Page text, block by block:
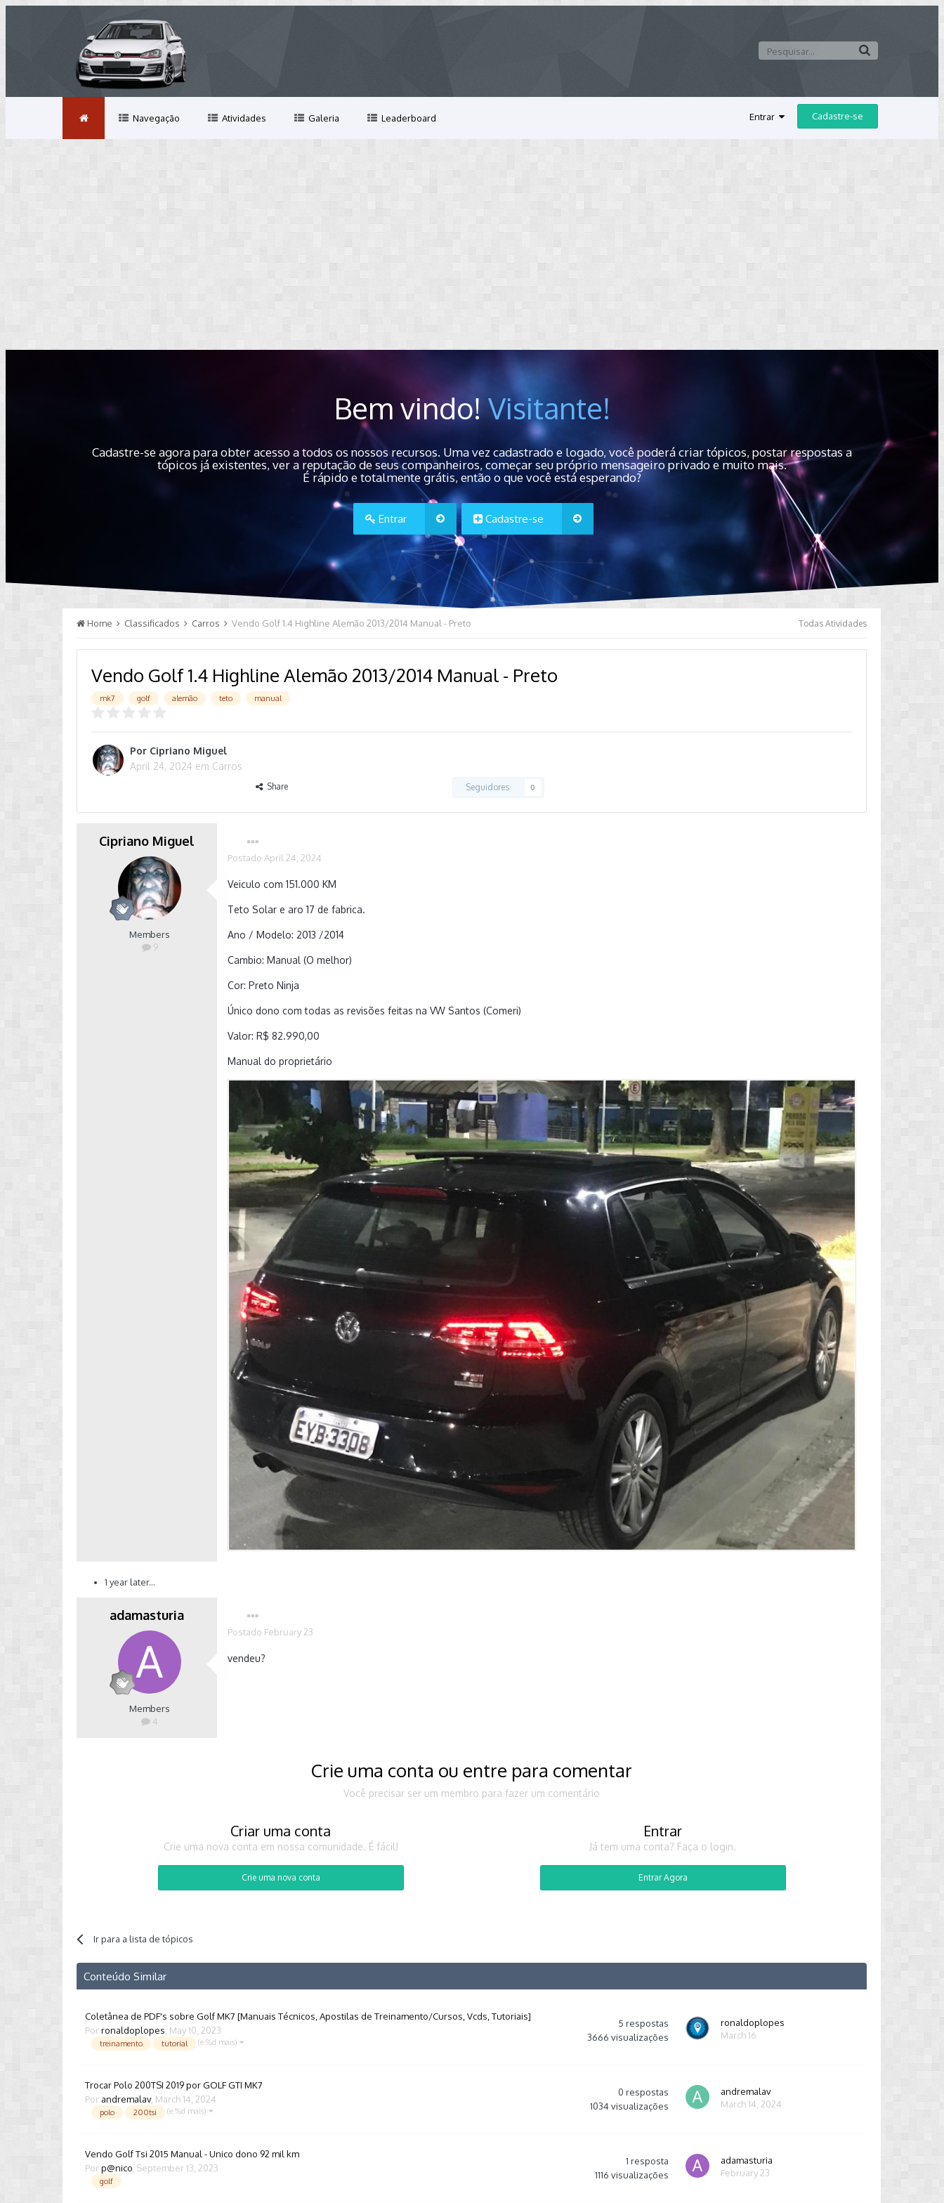
Entrar Cadastre-se
Navegação Atividades Galeria Leaderboard
Bem vindo!Visitante!
Cadastre-se agora para obter acesso a todos os nossos recursos. Uma vez cadastrado e logado, você poderá criar tópicos, postar respostas a
tópicos já existentes, ver a reputação de seus companheiros, começar seu próprio mensageiro privado e muito mais.
É rápido e totalmente grátis, então o que você está esperando?
Entrar Cadastre-se
Todas Atividades
Home Classificados Carros Vendo Golf 1.4 Highline Alemão 2013/2014 Manual - Preto
Vendo Golf 1.4 Highline Alemão 2013/2014 Manual - Preto
mk7 golf alemão teto manual
Por Cipriano Miguel
April 24, 2024 em Carros
Share Seguidores 0
Cipriano Miguel
Members
9
Postado April 24, 2024
Veiculo com 151.000 KM
Teto Solar e aro 17 de fabrica.
Ano / Modelo: 2013 /2014
Cambio: Manual (O melhor)
Cor: Preto Ninja
Único dono com todas as revisões feitas na VW Santos (Comeri)
Valor: R$ 82.990,00
Manual do proprietário
1 year later...
adamasturia
Members
4
Postado February 23
vendeu?
Crie uma conta ou entre para comentar
Você precisar ser um membro para fazer um comentário
Criar uma conta
Crie uma nova conta em nossa comunidade. É fácil!
Crie uma nova conta
Entrar
Já tem uma conta? Faça o login.
Entrar Agora
Ir para a lista de tópicos
Conteúdo Similar
Coletânea de PDF's sobre Golf MK7 [Manuais Técnicos, Apostilas de Treinamento/Cursos, Vcds, Tutoriais]
Porronaldoplopes May 10, 2023
treinamento tutorial (e %d mais)
5 respostas
3666 visualizações
ronaldoplopes
March 16
Trocar Polo 200TSI 2019 por GOLF GTI MK7
Por andremalav, March 14, 2024
polo 200tsi (e %d mais)
0 respostas
1034 visualizações
andremalav
March 14, 2024
Vendo Golf Tsi 2015 Manual - Unico dono 92 mil km
Porp@nico September 13, 2023
golf
1 resposta
1116 visualizações
adamasturia
February 23